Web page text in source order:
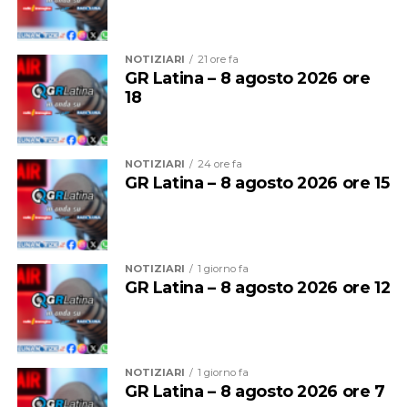
Al 21 luglio erano 11 i nidi di tartaruga marina Caretta
caretta censiti sulle coste del Lazio, tra Torvaianica e
Sperlonga.
NOTIZIARI 21 ore fa
GR Latina – 8 agosto 2026 ore
18
NOTIZIARI 24 ore fa
GR Latina – 8 agosto 2026 ore 15
NOTIZIARI 1 giorno fa
GR Latina – 8 agosto 2026 ore 12
NOTIZIARI 1 giorno fa
GR Latina – 8 agosto 2026 ore 7